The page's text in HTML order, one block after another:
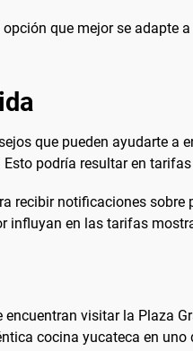
que mejor se adapte
que pueden ayudarte a
podría resultar en
recibir notificaciones
influyan en las tarifas
visitar la Plaza
cocina yucateca en